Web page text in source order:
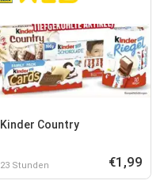
Kinder Country
23 Stunden €1,99